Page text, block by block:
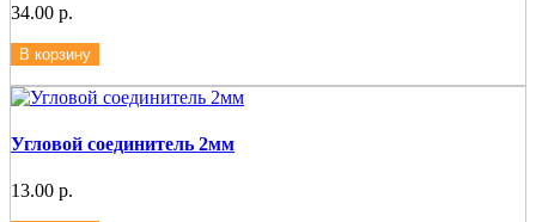
34.00 р.
В корзину
Угловой соединитель 2мм
13.00 р.